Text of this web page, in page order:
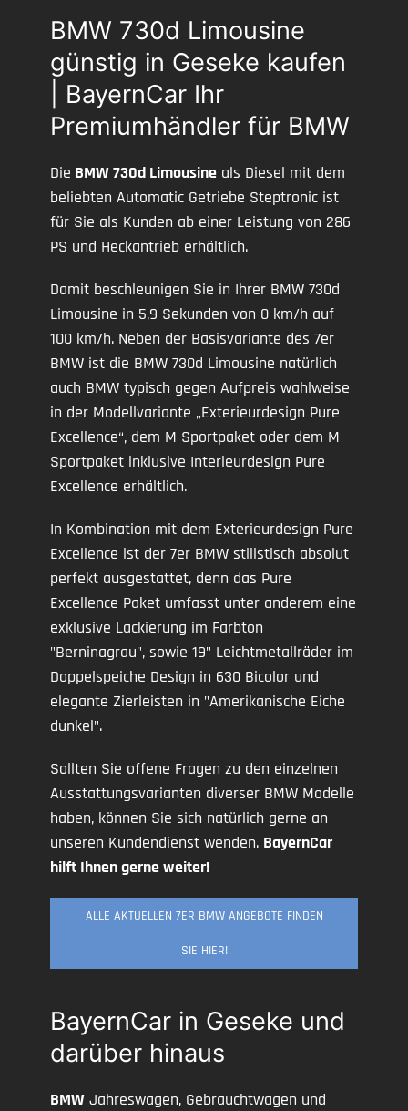
BMW 730d Limousine
günstig in Geseke kaufen
| BayernCar Ihr
Premiumhändler für BMW
Die BMW 730d Limousine als Diesel mit dem
beliebten Automatic Getriebe Steptronic ist
für Sie als Kunden ab einer Leistung von 286
PS und Heckantrieb erhältlich.
Damit beschleunigen Sie in Ihrer BMW 730d
Limousine in 5,9 Sekunden von 0 km/h auf
100 km/h. Neben der Basisvariante des 7er
BMW ist die BMW 730d Limousine natürlich
auch BMW typisch gegen Aufpreis wahlweise
in der Modellvariante „Exterieurdesign Pure
Excellence“, dem M Sportpaket oder dem M
Sportpaket inklusive Interieurdesign Pure
Excellence erhältlich.
In Kombination mit dem Exterieurdesign Pure
Excellence ist der 7er BMW stilistisch absolut
perfekt ausgestattet, denn das Pure
Excellence Paket umfasst unter anderem eine
exklusive Lackierung im Farbton
"Berninagrau", sowie 19" Leichtmetallräder im
Doppelspeiche Design in 630 Bicolor und
elegante Zierleisten in "Amerikanische Eiche
dunkel".
Sollten Sie offene Fragen zu den einzelnen
Ausstattungsvarianten diverser BMW Modelle
haben, können Sie sich natürlich gerne an
unseren Kundendienst wenden. BayernCar
hilft Ihnen gerne weiter!
ALLE AKTUELLEN 7ER BMW ANGEBOTE FINDEN
SIE HIER!
BayernCar in Geseke und
darüber hinaus
BMW Jahreswagen, Gebrauchtwagen und